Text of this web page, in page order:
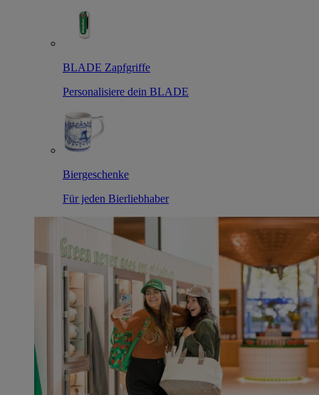
BLADE Zapfgriffe
Personalisiere dein BLADE
Biergeschenke
Für jeden Bierliebhaber